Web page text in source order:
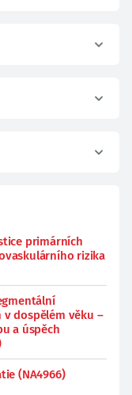
primárních
rizika
v dospělém věku –
a úspěch
(NA4966)